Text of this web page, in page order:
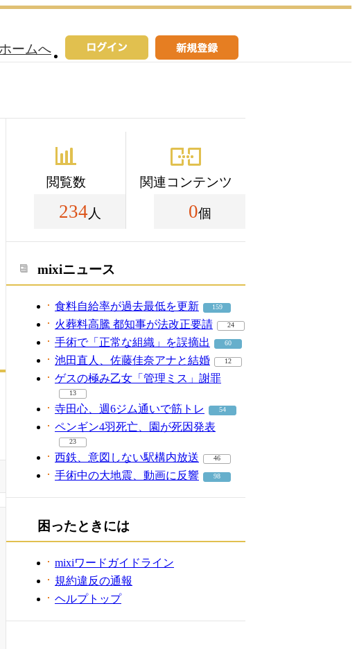
ームへ
閲覧数
234 人
関連コンテンツ
0個
mixiニュース
食料自給率が過去最低を更新 159
火葬料高騰 都知事が法改正要請 24
手術で「正常な組織」を誤摘出 60
池田直人、佐藤佳奈アナと結婚 12
ゲスの極み乙女「管理ミス」謝罪
13
寺田心、週6ジム通いで筋トレ 54
ペンギン4羽死亡、園が死因発表
23
西鉄、意図しない駅構内放送 46
手術中の大地震、動画に反響 98
困ったときには
mixiワードガイドライン
規約違反の通報
ヘルプトップ